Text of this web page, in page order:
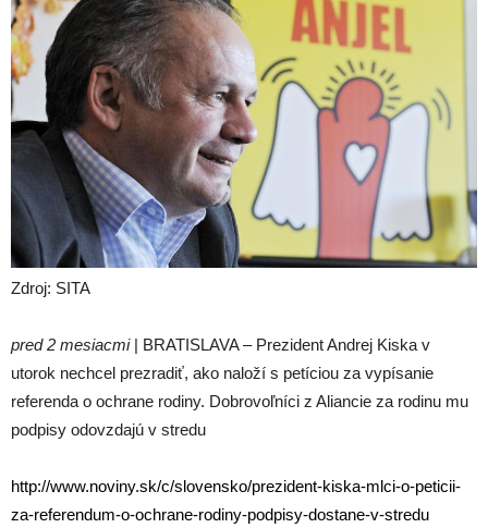
Zdroj: SITA
pred 2 mesiacmi| BRATISLAVA – Prezident Andrej Kiska v
utorok nechcel prezradiť, ako naloží s petíciou za vypísanie
referenda o ochrane rodiny. Dobrovoľníci z Aliancie za rodinu mu
podpisy odovzdajú v stredu
http://www.noviny.sk/c/slovensko/prezident-kiska-mlci-o-peticii-
za-referendum-o-ochrane-rodiny-podpisy-dostane-v-stredu